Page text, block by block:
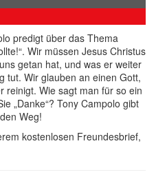
predigt über das Thema
Wir müssen Jesus Christus
getan hat, und was er weiter
tut. Wir glauben an einen Gott,
reinigt. Wie sagt man für so ein
„Danke“? Tony Campolo gibt
Weg!
kostenlosen Freundesbrief,